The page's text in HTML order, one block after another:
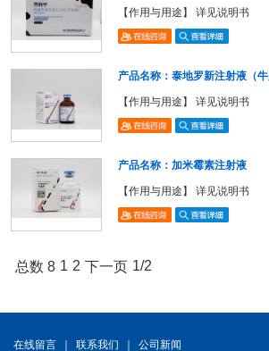
【作用与用途】 详见说明书
产品名称：泰地罗新注射液（
【作用与用途】 详见说明书
产品名称：加米霉素注射液
【作用与用途】 详见说明书
总数 8 1 2 下一页 1/2
在线留言 联系我们 公司新闻